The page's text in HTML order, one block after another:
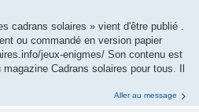
cadrans solaires » vient d'être publié .
ou commandé en version papier
jeux-enigmes/ Son contenu est
Cadrans solaires pour tous. Il
Aller au message